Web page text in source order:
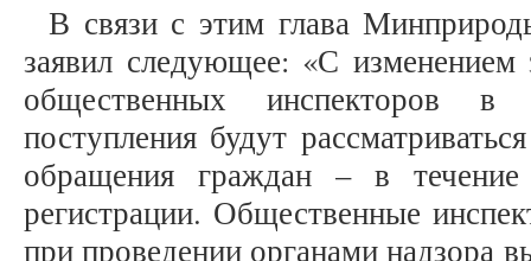
В связи с этим глава
заявил следующее: «С изменением
общественных инспекторов в
поступления будут
обращения граждан – в
регистрации. Общественные
при проведении органами надзора